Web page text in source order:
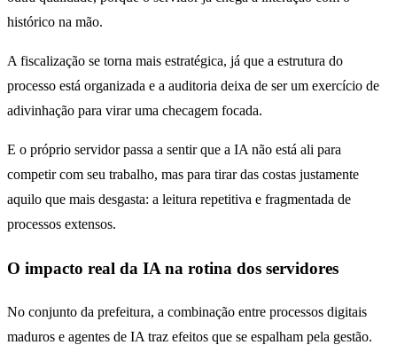
histórico na mão.
A fiscalização se torna mais estratégica, já que a estrutura do
processo está organizada e a auditoria deixa de ser um exercício de
adivinhação para virar uma checagem focada.
E o próprio servidor passa a sentir que a IA não está ali para
competir com seu trabalho, mas para tirar das costas justamente
aquilo que mais desgasta: a leitura repetitiva e fragmentada de
processos extensos.
O impacto real da IA na rotina dos servidores
No conjunto da prefeitura, a combinação entre processos digitais
maduros e agentes de IA traz efeitos que se espalham pela gestão.